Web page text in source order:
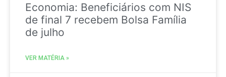
Economia: Beneficiários com NIS
de final 7 recebem Bolsa Família
de julho
VER MATÉRIA »